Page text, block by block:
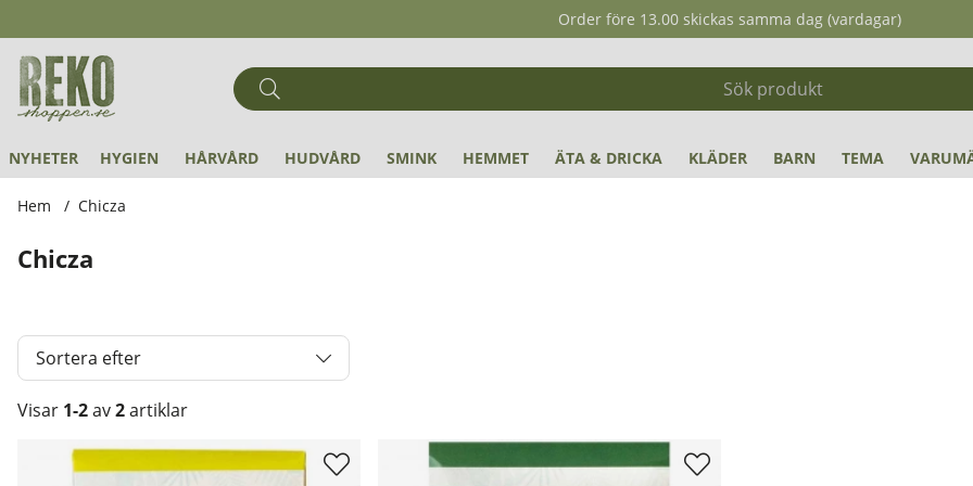
Order före 13.00 skickas samma dag (vardagar)
NYHETER HYGIEN HÅRVÅRD HUDVÅRD SMINK HEMMET ÄTA & DRICKA KLÄDER BARN TEMA
Hem Chicza
Chicza
Sortera efter
Visar 1-2av2artiklar
Produkter